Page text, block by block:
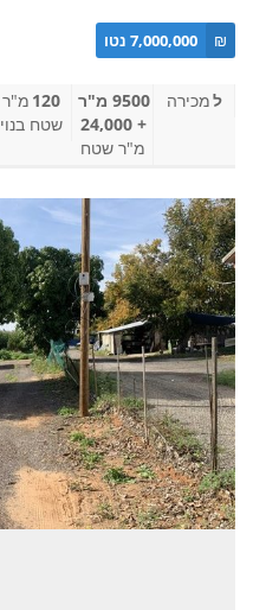
₪ 7,000,000 נטו
למכירה
9500 מ"ר
+ 24,000
מ"ר שטח
120 מ"ר
שטח בנוי